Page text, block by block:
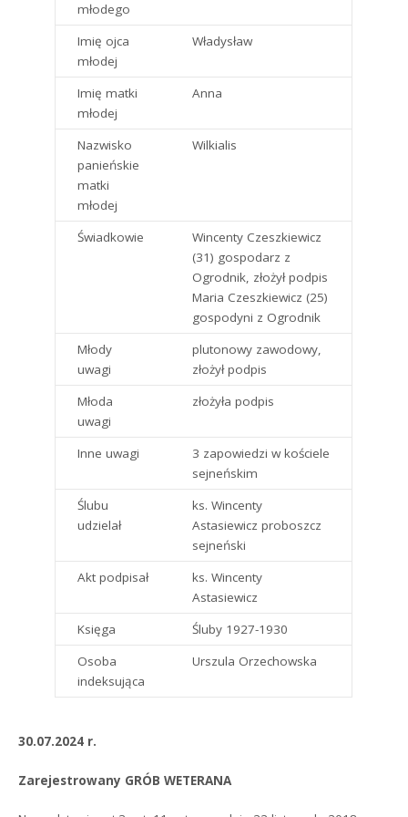
młodego
Imię ojca
młodej
Władysław
Imię matki
młodej
Anna
Nazwisko
panieńskie
matki
młodej
Wilkialis
Świadkowie
Wincenty Czeszkiewicz
(31) gospodarz z
Ogrodnik, złożył podpis
Maria Czeszkiewicz (25)
gospodyni z Ogrodnik
Młody
uwagi
plutonowy zawodowy,
złożył podpis
Młoda
uwagi
złożyła podpis
Inne uwagi
3 zapowiedzi w kościele
sejneńskim
Ślubu
udzielał
ks. Wincenty
Astasiewicz proboszcz
sejneński
Akt podpisał
ks. Wincenty
Astasiewicz
Księga
Śluby 1927-1930
Osoba
indeksująca
Urszula Orzechowska
30.07.2024 r.
Zarejestrowany GRÓB WETERANA